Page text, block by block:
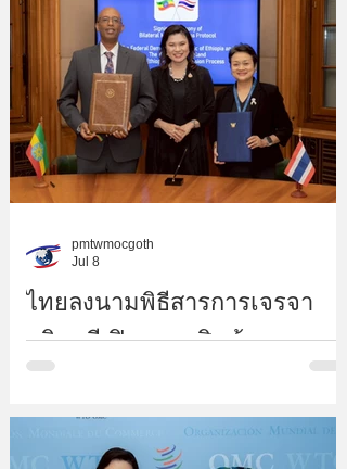
ไทยลงนามพิธีสารการเจรจา
ทวิภาคีเปิดตลาดสินค้าและ
บริการกับเอธิโอเปีย สนับสนุน
การเข้าเป็นสมาชิก WTO พร้อม
เปิดโอกาสการค้าและการลงทุน
pmtwmocgoth
Jul 8